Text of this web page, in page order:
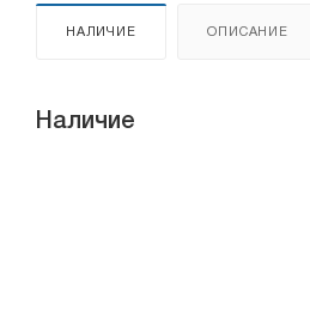
НАЛИЧИЕ ОПИСАНИЕ
Наличие